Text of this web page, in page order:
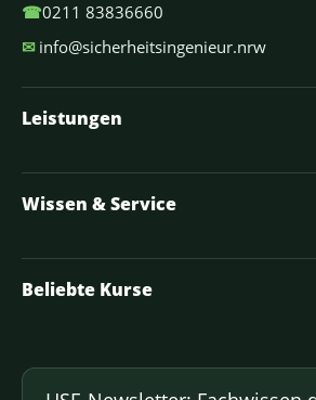
☎0211 83836660
✉ info@sicherheitsingenieur.nrw
Leistungen
Wissen & Service
Beliebte Kurse